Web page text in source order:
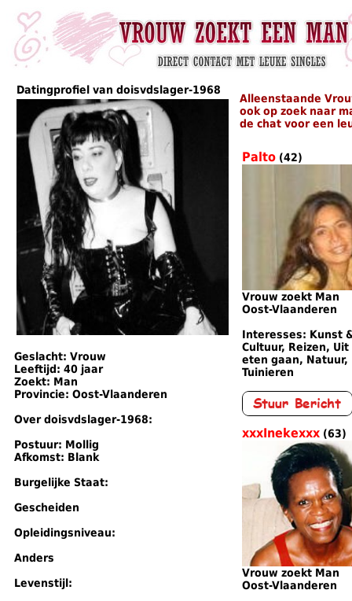
Datingprofiel van doisvdslager-1968
Geslacht: Vrouw
Leeftijd: 40 jaar
Zoekt: Man
Provincie: Oost-Vlaanderen
Over doisvdslager-1968:
Postuur: Mollig
Afkomst: Blank
Burgelijke Staat:
Gescheiden
Opleidingsniveau:
Anders
Levenstijl:
Alleenstaande
ook op zoek naar
de chat voor een
Palto (42)
Vrouw zoekt Man
Oost-Vlaanderen
Interesses: Kunst
Cultuur, Reizen, Uit
eten gaan, Natuur,
Tuinieren
xxxInekexxx (63)
Vrouw zoekt Man
Oost-Vlaanderen